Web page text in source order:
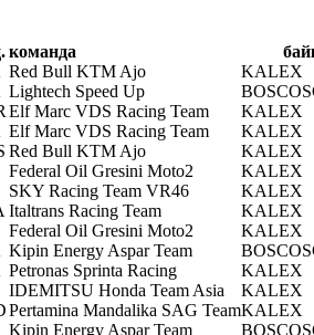
команда
Red Bull KTM Ajo KALEX
Lightech Speed Up
Elf Marc VDS Racing Team KALEX
Elf Marc VDS Racing Team KALEX
Red Bull KTM Ajo KALEX
Federal Oil Gresini Moto2 KALEX
SKY Racing Team VR46 KALEX
Italtrans Racing Team KALEX
Federal Oil Gresini Moto2 KALEX
Kipin Energy Aspar Team
Petronas Sprinta Racing KALEX
IDEMITSU Honda Team Asia KALEX
Pertamina Mandalika SAG TeamKALEX
Kipin Energy Aspar Team